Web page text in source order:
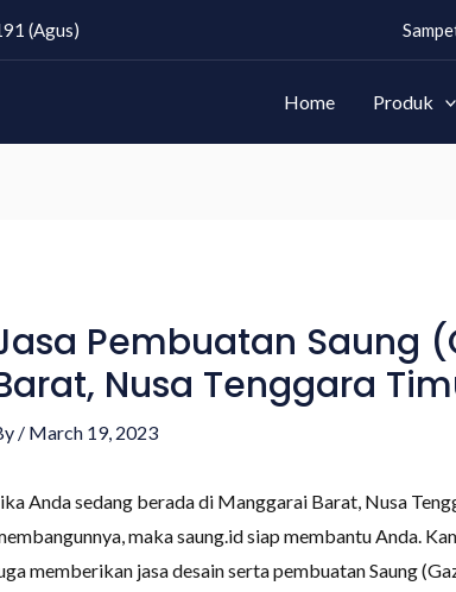
(Agus)
Home Produk
Pembuatan Saung
Nusa Tenggara
/ March 19, 2023
Anda sedang berada di Manggarai Barat, Nusa
maka saung.id siap membantu Anda.
memberikan jasa desain serta pembuatan Saung